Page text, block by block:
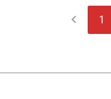
chevron_left 1